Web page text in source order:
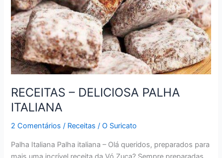
RECEITAS – DELICIOSA PALHA
ITALIANA
2 Comentários / Receitas /O Suricato
Palha Italiana Palha italiana – Olá queridos, preparados para